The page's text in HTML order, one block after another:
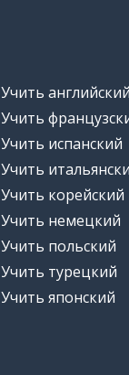
Учить английский
Учить
Учить испанский
Учить
Учить корейский
Учить немецкий
Учить польский
Учить турецкий
Учить японский